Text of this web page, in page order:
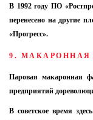
В 1992 году ПО
перенесено на другие
«Прогресс».
9. МАКАРОННАЯ
Паровая макаронная
предприятий
В советское время